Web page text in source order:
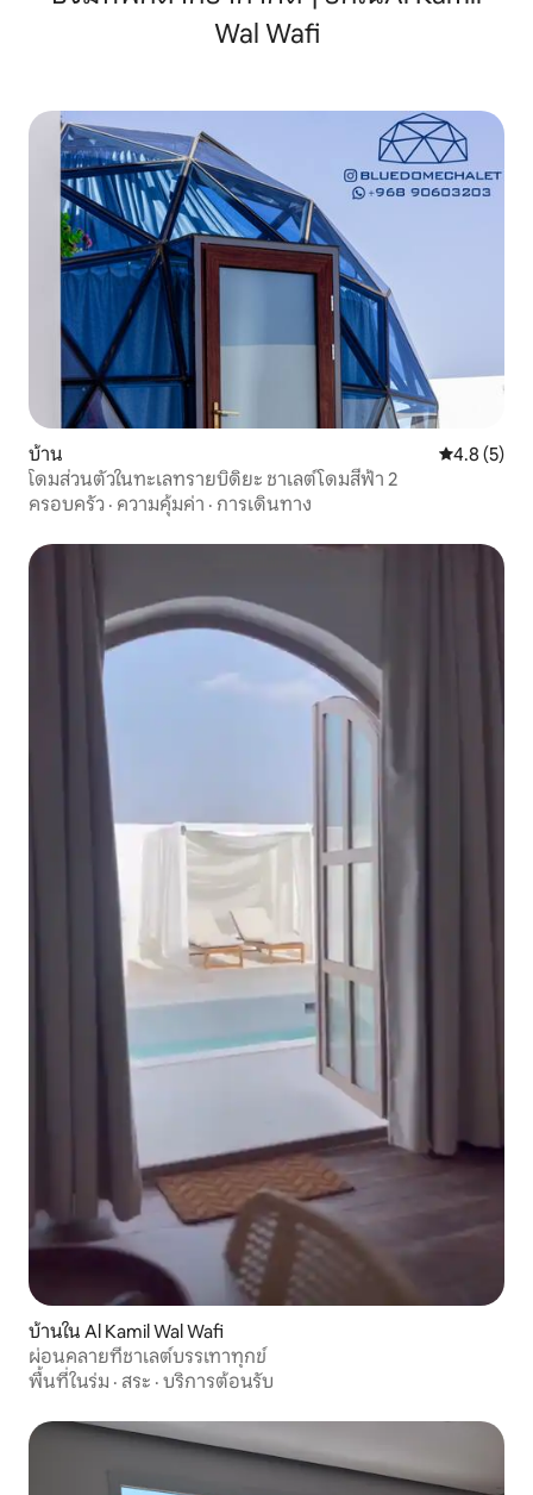
Wal Wafi
บ้าน คะแนนเฉลี่
4.8 (5)
โดมส่วนตัวในทะเลทรายบิดิยะ ชาเลต์โดมสีฟ้า 2
ครอบครัว · ความคุ้มค่า · การเดินทาง
บ้านใน Al Kamil Wal Wafi
ผ่อนคลายที่ชาเลต์บรรเทาทุกข์
พื้นที่ในร่ม · สระ · บริการต้อนรับ